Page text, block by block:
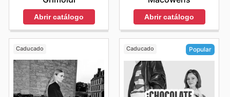
Abrir catálogo Abrir catálogo
Caducado Caducado Popular